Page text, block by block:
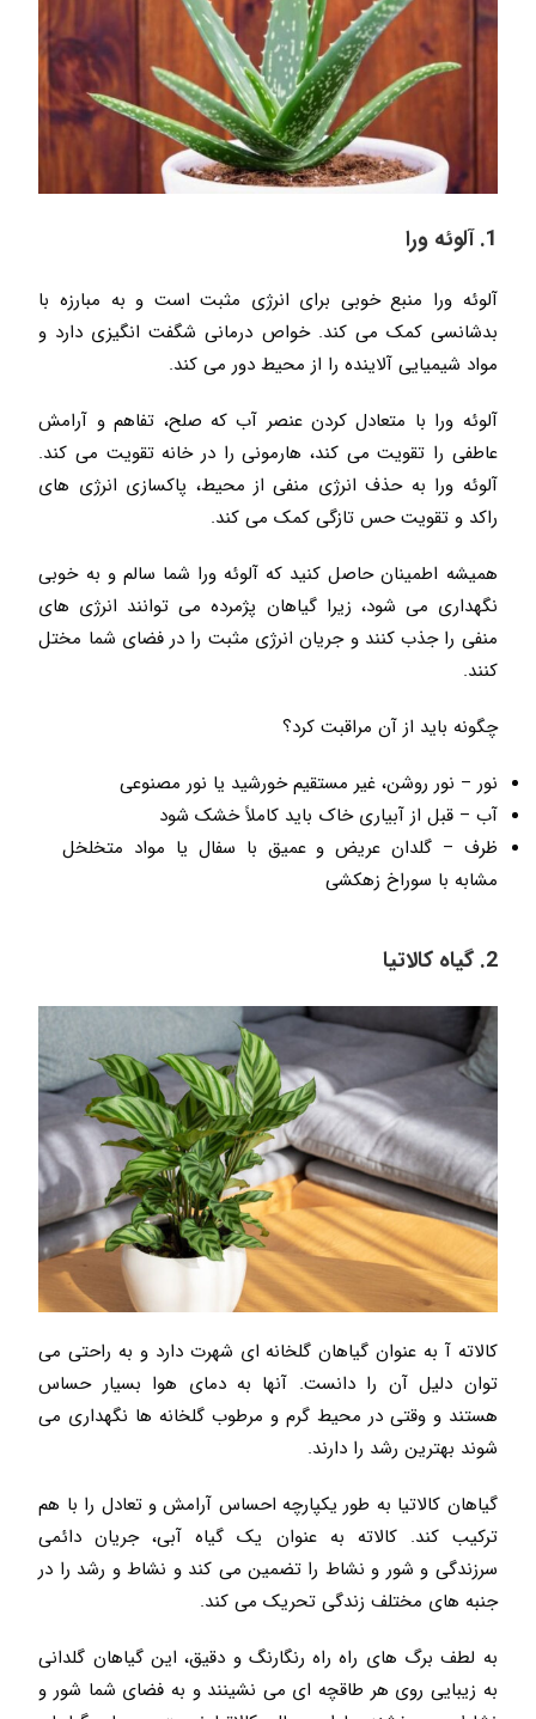
1. آلوئه ورا
آلوئه ورا منبع خوبی برای انرژی مثبت است و به مبارزه با
بدشانسی کمک می کند. خواص درمانی شگفت انگیزی دارد و
مواد شیمیایی آلاینده را از محیط دور می کند.
آلوئه ورا با متعادل کردن عنصر آب که صلح، تفاهم و آرامش
عاطفی را تقویت می کند، هارمونی را در خانه تقویت می کند.
آلوئه ورا به حذف انرژی منفی از محیط، پاکسازی انرژی های
راکد و تقویت حس تازگی کمک می کند.
همیشه اطمینان حاصل کنید که آلوئه ورا شما سالم و به خوبی
نگهداری می شود، زیرا گیاهان پژمرده می توانند انرژی های
منفی را جذب کنند و جریان انرژی مثبت را در فضای شما مختل
کنند.
چگونه باید از آن مراقبت کرد؟
نور – نور روشن، غیر مستقیم خورشید یا نور مصنوعی
آب – قبل از آبیاری خاک باید کاملاً خشک شود
ظرف – گلدان عریض و عمیق با سفال یا مواد متخلخل
مشابه با سوراخ زهکشی
2. گیاه کالاتیا
کالاته آ به عنوان گیاهان گلخانه ای شهرت دارد و به راحتی می
توان دلیل آن را دانست. آنها به دمای هوا بسیار حساس
هستند و وقتی در محیط گرم و مرطوب گلخانه ها نگهداری می
شوند بهترین رشد را دارند.
گیاهان کالاتیا به طور یکپارچه احساس آرامش و تعادل را با هم
ترکیب کند. کالاته به عنوان یک گیاه آبی، جریان دائمی
سرزندگی و شور و نشاط را تضمین می کند و نشاط و رشد را در
جنبه های مختلف زندگی تحریک می کند.
به لطف برگ های راه راه رنگارنگ و دقیق، این گیاهان گلدانی
به زیبایی روی هر طاقچه ای می نشینند و به فضای شما شور و